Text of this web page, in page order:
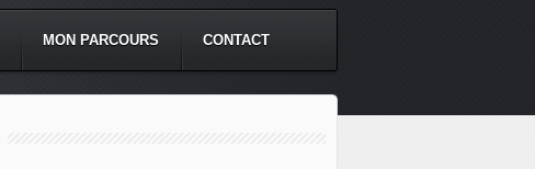
MON PARCOURS CONTACT